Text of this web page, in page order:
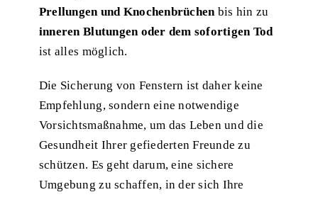
Prellungen und Knochenbrüchenbis hin zu
inneren Blutungen oder dem sofortigen Tod
ist alles möglich.
Die Sicherung von Fenstern ist daher keine
Empfehlung, sondern eine notwendige
Vorsichtsmaßnahme, um das Leben und die
Gesundheit Ihrer gefiederten Freunde zu
schützen. Es geht darum, eine sichere
Umgebung zu schaffen, in der sich Ihre